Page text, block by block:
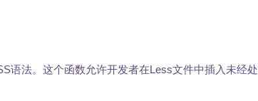
语法。这个函数允许开发者在Less文件中插入未经处